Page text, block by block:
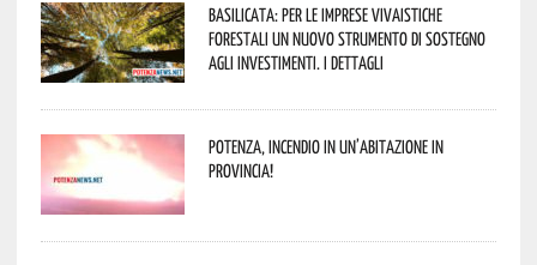
Basilicata: per le imprese vivaistiche
forestali un nuovo strumento di sostegno
agli investimenti. I dettagli
Potenza, incendio in un’abitazione in
provincia!